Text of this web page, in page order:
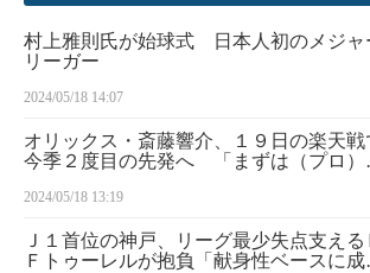
村上雅則氏が始球式 日本人初のメジャ
リーガー
2024/05/18 14:07
オリックス・斎藤響介、１９日の楽天戦
今季２度目の先発へ 「まずは（プロ）
2024/05/18 13:19
Ｊ１首位の神戸、リーグ最少失点支える
Ｆトゥーレルが抱負「献身性ベースに成